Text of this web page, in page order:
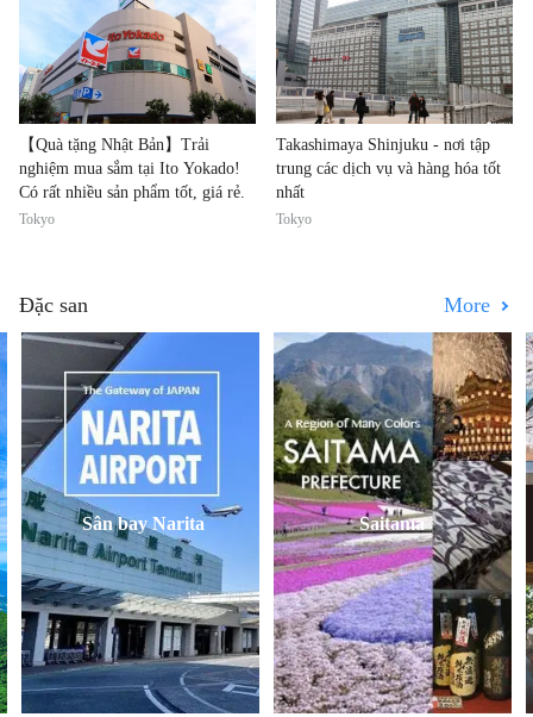
【Quà tặng Nhật Bản】Trải
nghiệm mua sắm tại Ito Yokado!
Có rất nhiều sản phẩm tốt, giá rẻ.
Tokyo
Takashimaya Shinjuku - nơi tập
trung các dịch vụ và hàng hóa tốt
nhất
Tokyo
Đặc san More